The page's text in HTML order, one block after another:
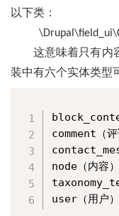
以下类：
这意味着只有内
装中有六个实体类型
comment（评
node（内容）